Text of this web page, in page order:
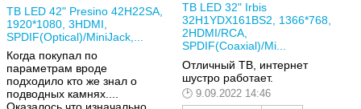
ТВ LED 42" Presino 42H22SA,
1920*1080, 3HDMI,
SPDIF(Optical)/MiniJack,...
Когда покупал по
параметрам вроде
подходило кто же знал о
подводных камнях....
ТВ LED 32" Irbis
32H1YDX161BS2, 1366*768,
2HDMI/RCA,
SPDIF(Coaxial)/Mi...
Отличный ТВ, интернет
шустро работает.
9.09.2022 14:46